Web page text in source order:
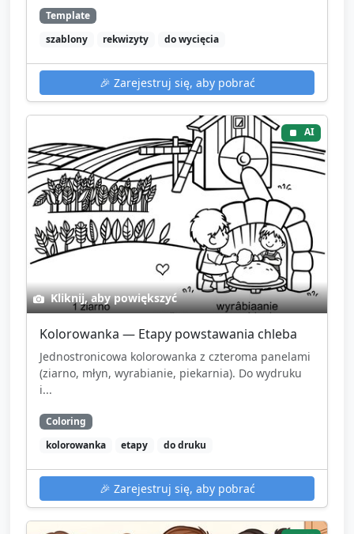
Template
szablony
rekwizyty do wycięcia
🎉 Zarejestruj się, aby pobrać
AI
Kliknij, aby powiększyć
Kolorowanka — Etapy powstawania chleba
Jednostronicowa kolorowanka z czteroma panelami
(ziarno, młyn, wyrabianie, piekarnia). Do wydruku
i...
Coloring
kolorowanka
etapy do druku
🎉 Zarejestruj się, aby pobrać